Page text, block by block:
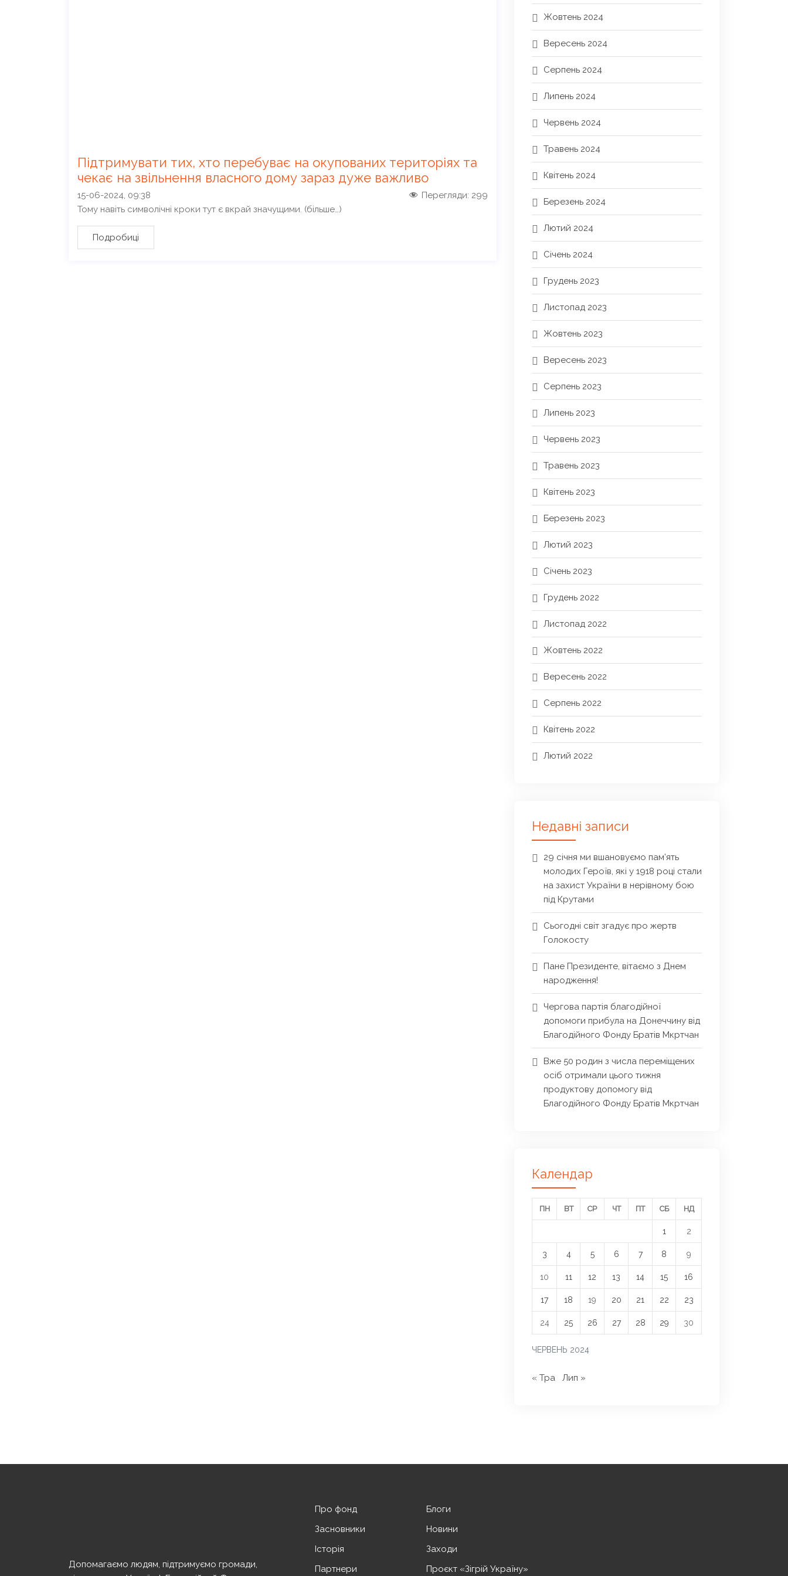
Підтримувати тих, хто перебуває на окупованих територіях та
чекає на звільнення власного дому зараз дуже важливо
15-06-2024, 09:38 Перегляди: 299
Тому навіть символічні кроки тут є вкрай значущими. (більше…)
Подробиці
Жовтень 2024
Вересень 2024
Серпень 2024
Липень 2024
Червень 2024
Травень 2024
Квітень 2024
Березень 2024
Лютий 2024
Січень 2024
Грудень 2023
Листопад 2023
Жовтень 2023
Вересень 2023
Серпень 2023
Липень 2023
Червень 2023
Травень 2023
Квітень 2023
Березень 2023
Лютий 2023
Січень 2023
Грудень 2022
Листопад 2022
Жовтень 2022
Вересень 2022
Серпень 2022
Квітень 2022
Лютий 2022
Недавні записи
29 січня ми вшановуємо пам’ять
молодих Героїв, які у 1918 році стали
на захист України в нерівному бою
під Крутами
Сьогодні світ згадує про жертв
Голокосту
Пане Президенте, вітаємо з Днем
народження!
Чергова партія благодійної
допомоги прибула на Донеччину від
Благодійного Фонду Братів Мкртчан
Вже 50 родин з числа переміщених
осіб отримали цього тижня
продуктову допомогу від
Благодійного Фонду Братів Мкртчан
Календар
ЧЕРВЕНЬ 2024
ПН ВТ СР ЧТ ПТ СБ НД
1 2
3 4 5 6 7 8 9
10 11 12 13 14 15 16
17 18 19 20 21 22 23
24 25 26 27 28 29 30
« Тра Лип »
Допомагаємо людям, підтримуємо громади,
Про фонд
Засновники
Історія
Партнери
Блоги
Новини
Заходи
Проєкт «Зігрій Україну»